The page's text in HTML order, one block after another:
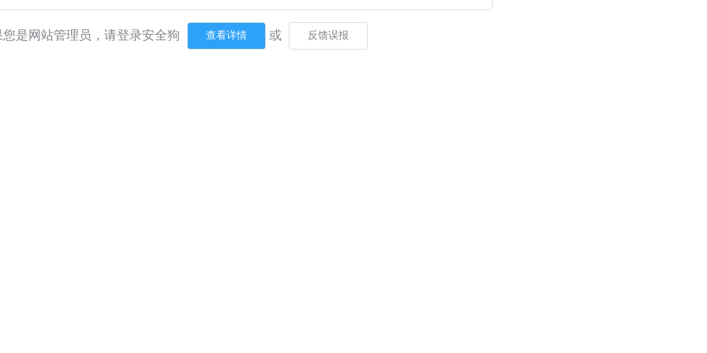
您是网站管理员，请登录安全狗 或